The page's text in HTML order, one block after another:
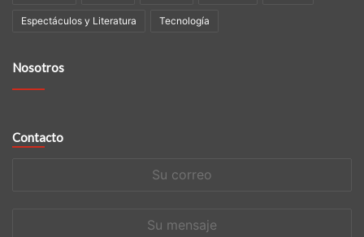
Espectáculos y Literatura Tecnología
Nosotros
Contacto